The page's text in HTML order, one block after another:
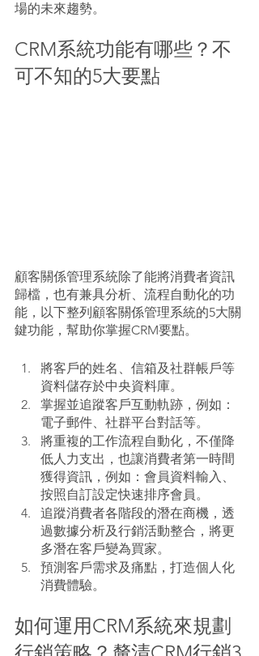
場的未來趨勢。
CRM系統功能有哪些？不
可不知的5大要點
顧客關係管理系統除了能將消費者資訊
歸檔，也有兼具分析、流程自動化的功
能，以下整列顧客關係管理系統的5大關
鍵功能，幫助你掌握CRM要點。
將客戶的姓名、信箱及社群帳戶等
資料儲存於中央資料庫。
掌握並追蹤客戶互動軌跡，例如：
電子郵件、社群平台對話等。
將重複的工作流程自動化，不僅降
低人力支出，也讓消費者第一時間
獲得資訊，例如：會員資料輸入、
按照自訂設定快速排序會員。
追蹤消費者各階段的潛在商機，透
過數據分析及行銷活動整合，將更
多潛在客戶變為買家。
預測客戶需求及痛點，打造個人化
消費體驗。
如何運用CRM系統來規劃